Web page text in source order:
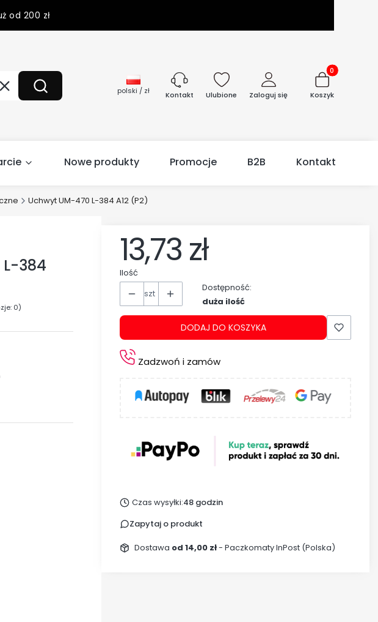
od 200 zł
WyczyśćSzukaj polski / zł Kontakt Ulubione Zaloguj się
Produkty w
Koszyk
Nowe produkty Promocje B2B Kontakt
Uchwyt UM-470 L-384 A12 (P2)
384
0)
13,73 zł
Ilość
szt
Dostępność:
duża ilość
DODAJ DO KOSZYKA
Zadzwoń i zamów
Czas wysyłki:48 godzin
Zapytaj o produkt
Dostawa od 14,00 zł- Paczkomaty InPost (Polska)